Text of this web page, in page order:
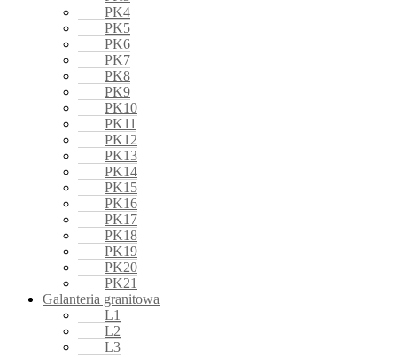
PK4
PK5
PK6
PK7
PK8
PK9
PK10
PK11
PK12
PK13
PK14
PK15
PK16
PK17
PK18
PK19
PK20
PK21
Galanteria granitowa
L1
L2
L3